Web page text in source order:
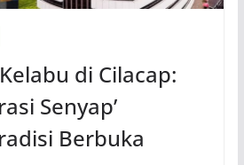
di Cilacap:
Senyap’
Berbuka